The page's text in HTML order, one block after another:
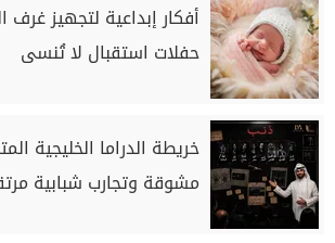
أفكار إبداعية لتجهيز
حفلات استقبال لا تُنسى
خريطة الدراما الخليجية
مشوقة وتجارب شبابية